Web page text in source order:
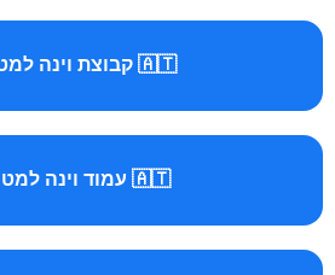
🇦🇹 קבוצת וינה למטיילים
🇦🇹 עמוד וינה למטיילים